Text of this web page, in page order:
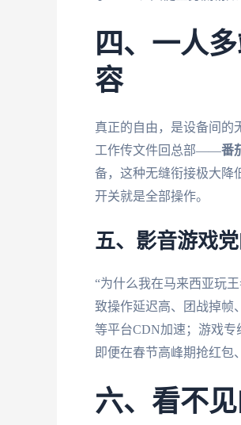
四、一人
容
真正的自由，是设备间的
工作传文件回总部——番
备，这种无缝衔接极大降
开关就是全部操作。
五、影音游戏
“为什么我在马来西亚玩
致操作延迟高、团战掉帧
等平台CDN加速；游戏
即便在春节高峰期抢红包
六、看不